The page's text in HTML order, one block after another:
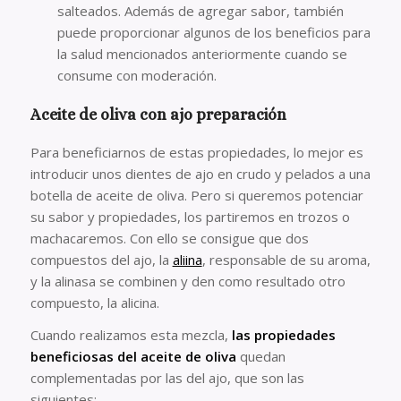
salteados. Además de agregar sabor, también
puede proporcionar algunos de los beneficios para
la salud mencionados anteriormente cuando se
consume con moderación.
Aceite de oliva con ajo preparación
Para beneficiarnos de estas propiedades, lo mejor es
introducir unos dientes de ajo en crudo y pelados a una
botella de aceite de oliva. Pero si queremos potenciar
su sabor y propiedades, los partiremos en trozos o
machacaremos. Con ello se consigue que dos
compuestos del ajo, la aliina, responsable de su aroma,
y la alinasa se combinen y den como resultado otro
compuesto, la alicina.
Cuando realizamos esta mezcla, las propiedades
beneficiosas del aceite de oliva quedan
complementadas por las del ajo, que son las